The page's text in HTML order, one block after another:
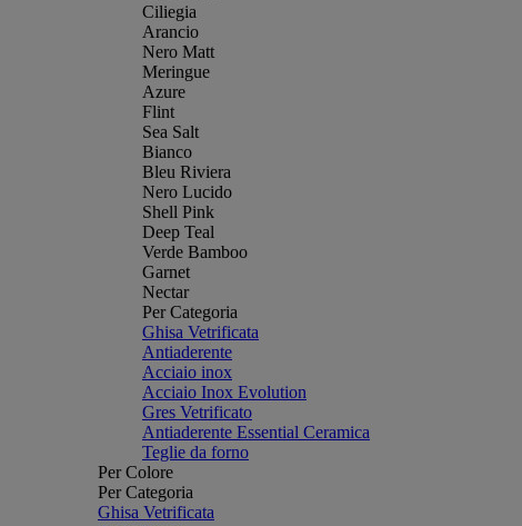
Ciliegia
Arancio
Nero Matt
Meringue
Azure
Flint
Sea Salt
Bianco
Bleu Riviera
Nero Lucido
Shell Pink
Deep Teal
Verde Bamboo
Garnet
Nectar
Per Categoria
Ghisa Vetrificata
Antiaderente
Acciaio inox
Acciaio Inox Evolution
Gres Vetrificato
Antiaderente Essential Ceramica
Teglie da forno
Per Colore
Per Categoria
Ghisa Vetrificata